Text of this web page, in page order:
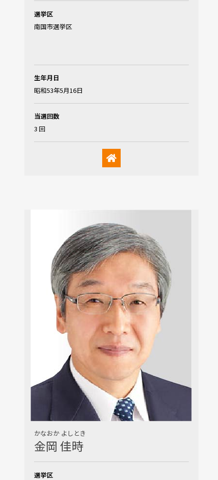
選挙区
南国市選挙区
生年月日
昭和53年5月16日
当選回数
3 回
かなおか よしとき
金岡 佳時
選挙区